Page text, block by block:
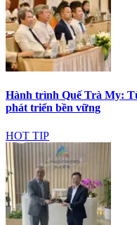
Hành trình Quế Trà My:
phát triển bền vững
HOT TIP